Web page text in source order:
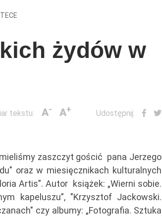
żydów w
tekstu: A- A+ Udostępnij:
zaszczyt gościć pana Jerzego
oraz w miesięcznikach kulturalnych
Artis”. Autor książek: „Wierni sobie.
kapeluszu”, "Krzysztof Jackowski.
czy albumy: „Fotografia. Sztuka